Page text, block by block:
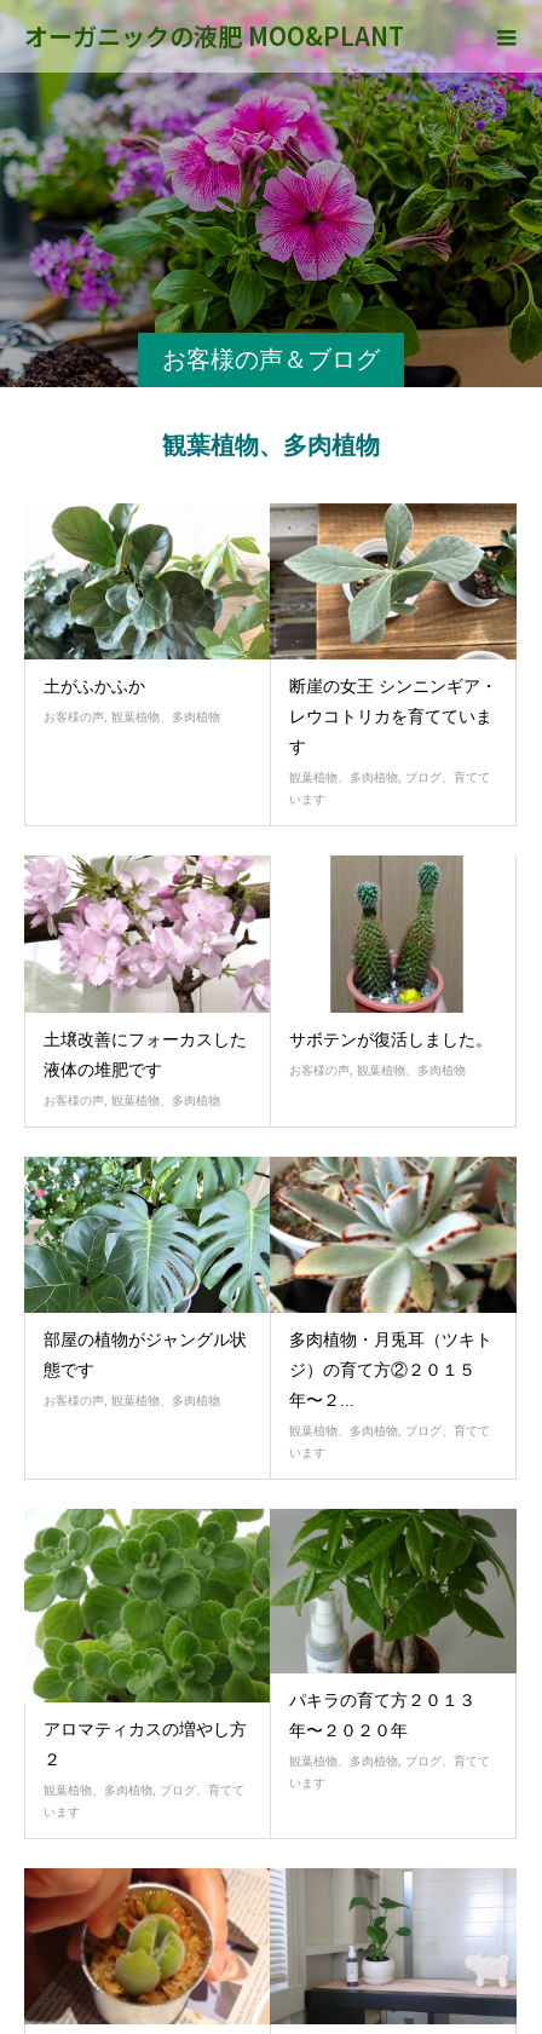
オーガニックの液肥 MOO&PLANT
お客様の声＆ブログ
観葉植物、多肉植物
土がふかふか
お客様の声, 観葉植物、多肉植物
断崖の女王 シンニンギア・
レウコトリカを育てていま
す
観葉植物、多肉植物, ブログ、育てて
います
土壌改善にフォーカスした
液体の堆肥です
お客様の声 観葉植物、多肉植物
サボテンが復活しました。
お客様の声 観葉植物、多肉植物
部屋の植物がジャングル状
態です
お客様の声 観葉植物、多肉植物
多肉植物・月兎耳（ツキト
ジ）の育て方②２０１５
年〜２...
観葉植物、多肉植物
ブログ、育てて
います
アロマティカスの増やし方
２
観葉植物、多肉植物
ブログ、育てて
います
パキラの育て方２０１３
年〜２０２０年
観葉植物、多肉植物
ブログ、育てて
います